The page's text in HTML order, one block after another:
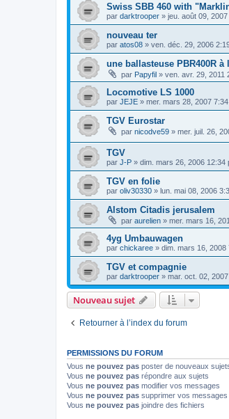
Swiss SBB 460 with
par darktrooper » jeu. août 09,
nouveau ter
par atos08 » ven. déc. 29, 2006
une ballasteuse PBR400R à
par Papyfil » ven. avr. 29, 2011
Locomotive LS 1000
par JEJE » mer. mars 28, 2007
TGV Eurostar
par nicodve59 » mer. juil. 26,
TGV
par J-P » dim. mars 26, 2006 12:34
TGV en folie
par oliv30330 » lun. mai 08, 2006
Alstom Citadis jerusalem
par aurelien » mer. mars 16,
4yg Umbauwagen
par chickaree » dim. mars 16, 2008
TGV et compagnie
par darktrooper » mar. oct. 02,
Nouveau sujet
Retourner à l’index du forum
PERMISSIONS DU FORUM
Vous ne pouvez pas poster de nouveaux
Vous ne pouvez pas répondre aux sujets
Vous ne pouvez pas modifier vos messages
Vous ne pouvez pas supprimer vos messages
Vous ne pouvez pas joindre des fichiers